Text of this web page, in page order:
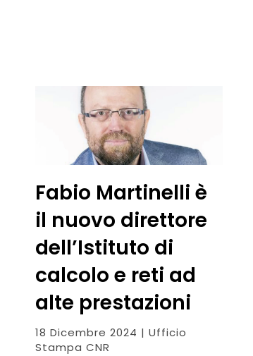
Fabio Martinelli è
il nuovo direttore
dell’Istituto di
calcolo e reti ad
alte prestazioni
18 Dicembre 2024 | Ufficio
Stampa CNR